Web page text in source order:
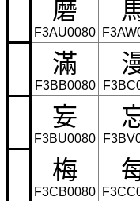
磨
F3AU0080
滿
F3BB0080
妄
F3BU0080
梅
F3CB0080